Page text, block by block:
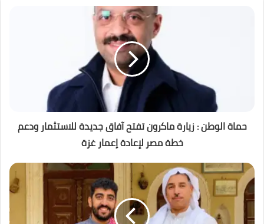
حماة الوطن : زيارة ماكرون تفتح آفاق جديدة للاستثمار ودعم
خطة مصر لإعادة إعمار غزة